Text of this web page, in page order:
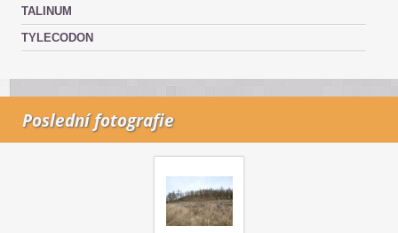
TALINUM
TYLECODON
Poslední fotografie